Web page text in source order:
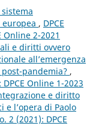
, DPCE
Online 2-2021
e diritti ovvero
all’emergenza
pandemia? ,
Online 1-2023
e diritto
l’opera di Paolo
2 (2021): DPCE